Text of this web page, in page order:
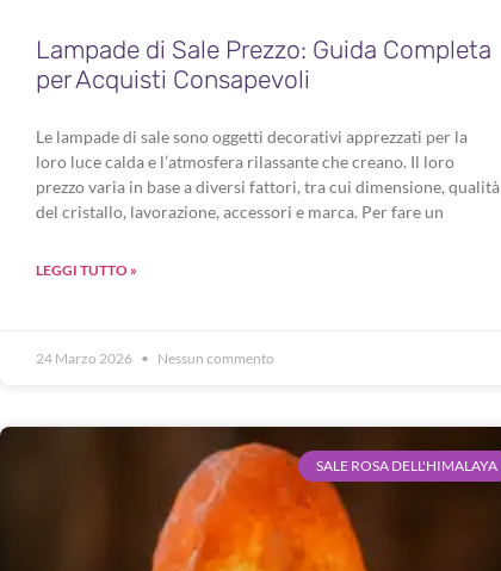
Lampade di Sale Prezzo: Guida Completa
per Acquisti Consapevoli
Le lampade di sale sono oggetti decorativi apprezzati per la
loro luce calda e l’atmosfera rilassante che creano. Il loro
prezzo varia in base a diversi fattori, tra cui dimensione, qualità
del cristallo, lavorazione, accessori e marca. Per fare un
LEGGI TUTTO »
24 Marzo 2026 Nessun commento
SALE ROSA DELL'HIMALAYA